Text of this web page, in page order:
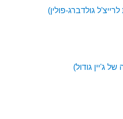
גולדברג-פולין)
ג'יין גודול)